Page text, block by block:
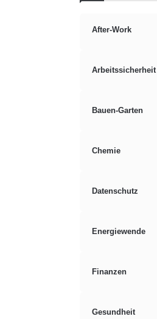
After-Work
Arbeitssicherheit
Bauen-Garten
Chemie
Datenschutz
Energiewende
Finanzen
Gesundheit